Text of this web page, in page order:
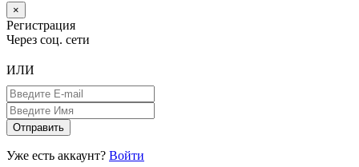
×
Регистрация
Через соц. сети
ИЛИ
Уже есть аккаунт? Войти